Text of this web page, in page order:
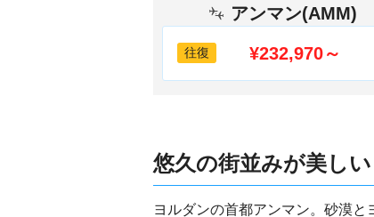
アンマン(AMM)
往復 ¥232,970～
悠久の街並みが美しい
ヨルダンの首都アンマン。砂漠